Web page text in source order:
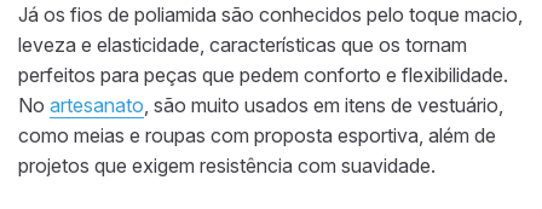
Já os fios de poliamida são conhecidos pelo toque macio,
leveza e elasticidade, características que os tornam
perfeitos para peças que pedem conforto e flexibilidade.
No artesanato , são muito usados em itens de vestuário,
como meias e roupas com proposta esportiva, além de
projetos que exigem resistência com suavidade.